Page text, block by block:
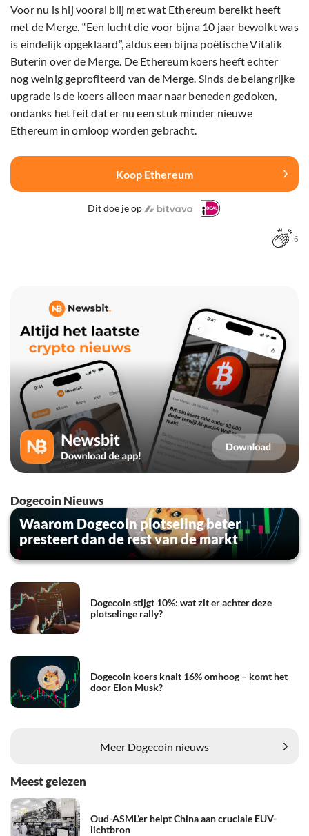
Voor nu is hij vooral blij met wat Ethereum bereikt heeft
met de Merge. “Een lucht die voor bijna 10 jaar bewolkt was
is eindelijk opgeklaard”, aldus een bijna poëtische Vitalik
Buterin over de Merge. De Ethereum koers heeft echter
nog weinig geprofiteerd van de Merge. Sinds de belangrijke
upgrade is de koers alleen maar naar beneden gedoken,
ondanks het feit dat er nu een stuk minder nieuwe
Ethereum in omloop worden gebracht.
Koop Ethereum
Dit doe je op
6
Dogecoin Nieuws
Waarom Dogecoin plotseling beter
presteert dan de rest van de markt
Dogecoin stijgt 10%: wat zit er achter deze
plotselinge rally?
Dogecoin koers knalt 16% omhoog – komt het
door Elon Musk?
Meer Dogecoin nieuws
Meest gelezen
Oud-ASML’er helpt China aan cruciale EUV-
lichtbron